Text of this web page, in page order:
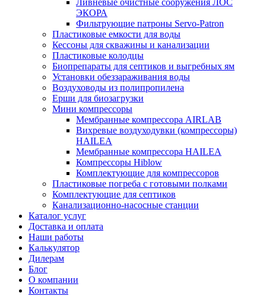
Ливневые очистные сооружения ЛОС
ЭКОРА
Фильтрующие патроны Servo-Patron
Пластиковые емкости для воды
Кессоны для скважины и канализации
Пластиковые колодцы
Биопрепараты для септиков и выгребных ям
Установки обеззараживания воды
Воздуховоды из полипропилена
Ерши для биозагрузки
Мини компрессоры
Мембранные компрессора AIRLAB
Вихревые воздуходувки (компрессоры)
HAILEA
Мембранные компрессора HAILEA
Компрессоры Hiblow
Комплектующие для компрессоров
Пластиковые погреба с готовыми полками
Комплектующие для септиков
Канализационно-насосные станции
Каталог услуг
Доставка и оплата
Наши работы
Калькулятор
Дилерам
Блог
О компании
Контакты